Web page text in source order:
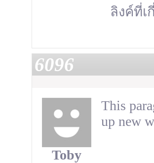
ลิงค์ที่
6096
Toby
This
up new